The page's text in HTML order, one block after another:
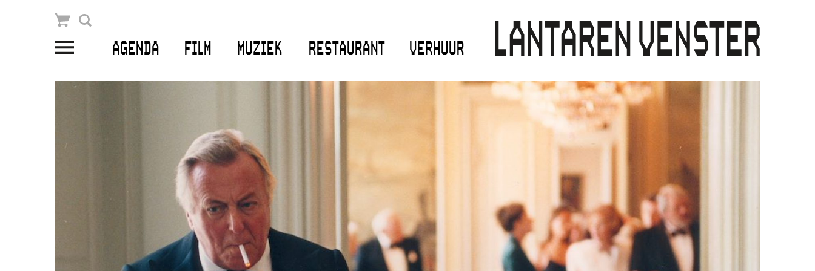
AGENDA FILM MUZIEK RESTAURANT VERHUUR
Winkelmandje
PLAN JE BEZOEK
Openingstijden & contact
EDUCATIE
Schoolvoorstellingen
Filmprogramma’s Primair Onderwijs